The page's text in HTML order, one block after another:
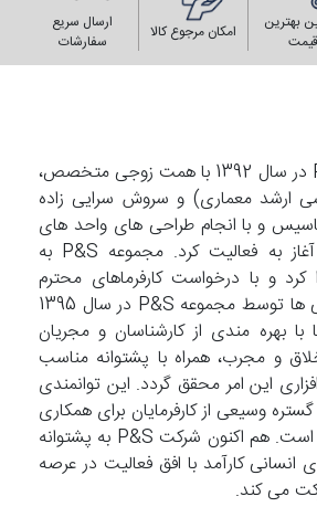
بهترین
قیمت
امکان مرجوع کالا
ارسال سریع
سفارشات
دفتر ساختمانی P&S در سال 1392 با همت زوجی متخصص،
ارشد معماری) و سروش سرایی زاده
و با انجام طراحی های واحد های
مسکونی و تجاری آغاز به فعالیت کرد. مجموعه P&S به
و با درخواست کارفرماهای محترم
مبنی بر اجرای طراحی ها توسط مجموعه P&S در سال 1395
بهره مندی از کارشناسان و مجریان
و مجرب، همراه با پشتوانه مناسب
این امر محقق گردد. این توانمندی
وسیعی از کارفرمایان برای همکاری
با شرکت P&S شده است. هم اکنون شرکت P&S به پشتوانه
انسانی کارآمد با افق فعالیت در عرصه
می کند.